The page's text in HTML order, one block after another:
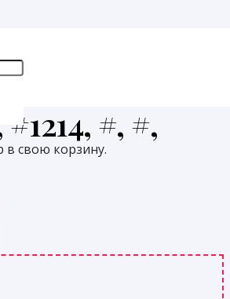
в свою корзину.
#, #1214, #, #, #Aviva,”
#, #,